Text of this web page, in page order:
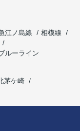
江ノ島線
相模線
ルーライン
茅ケ崎